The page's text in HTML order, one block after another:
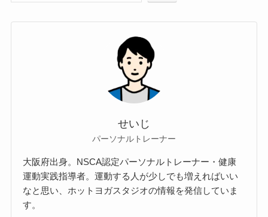
せいじ
パーソナルトレーナー
大阪府出身。NSCA認定パーソナルトレーナー・健康
運動実践指導者。運動する人が少しでも増えればいい
なと思い、ホットヨガスタジオの情報を発信していま
す。